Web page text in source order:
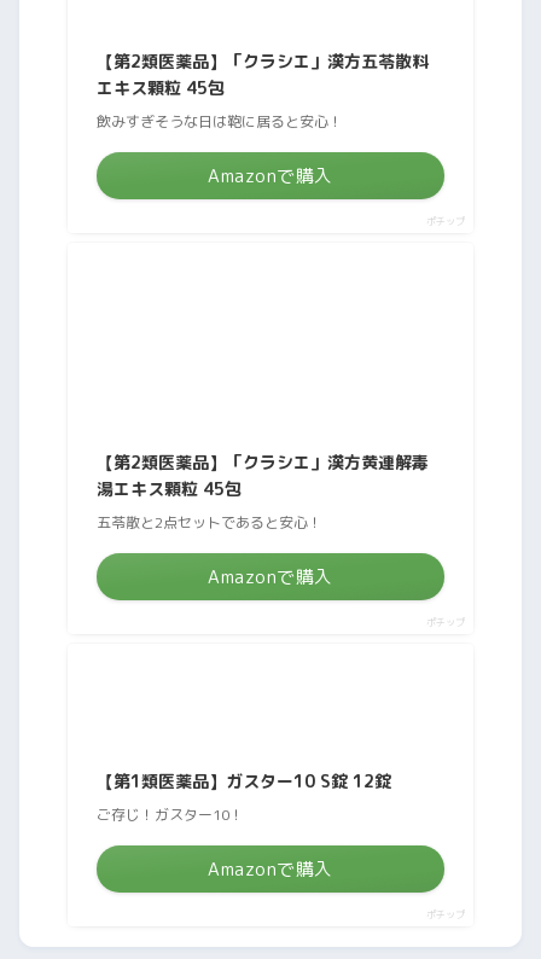
【第2類医薬品】「クラシエ」漢方五苓散料
エキス顆粒 45包
飲みすぎそうな日は鞄に居ると安心！
Amazonで購入
ポチップ
【第2類医薬品】「クラシエ」漢方黄連解毒
湯エキス顆粒 45包
五苓散と2点セットであると安心！
Amazonで購入
ポチップ
【第1類医薬品】ガスター10 S錠 12錠
ご存じ！ガスター10！
Amazonで購入
ポチップ